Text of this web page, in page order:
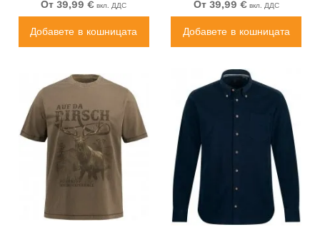
От 39,99 € вкл. ДДС
Добавете в кошницата
От 39,99 € вкл. ДДС
Добавете в кошницата